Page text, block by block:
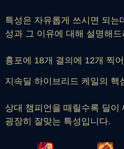
특성은 자유롭게 쓰시면 되는
성과 그 이유에 대해 설명해
흉포에 18개 결의에 12개 찍
지속딜 하이브리드 케일의 핵
상대 챔피언을 때릴수록 딜이
굉장히 잘맞는 특성입니다.